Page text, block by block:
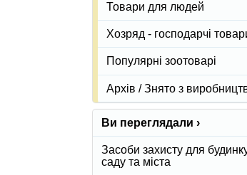
Товари для людей
Хозряд - господарчі
Популярні зоотоварі
Архів / Знято з
Ви переглядали ›
Засоби захисту для
саду та міста